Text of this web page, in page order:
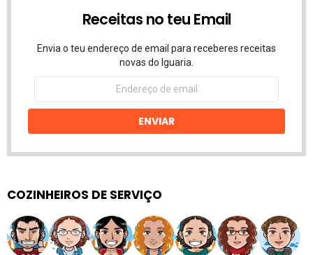
Receitas no teu Email
Envia o teu endereço de email para receberes receitas
novas do Iguaria.
Endereço
email
ENVIAR
COZINHEIROS DE SERVIÇO